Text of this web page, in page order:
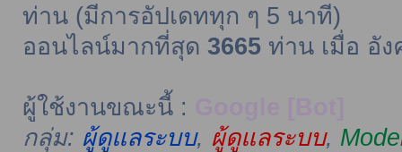
ท่าน (มีการอัปเดททุก ๆ 5 นาที)
ออนไลน์มากที่สุด 3665ท่าน เมื่อ อัง
ผู้ใช้งานขณะนี้ :
กลุ่ม: ผู้ดูแลระบบ, ผู้ดูแลระบบ,